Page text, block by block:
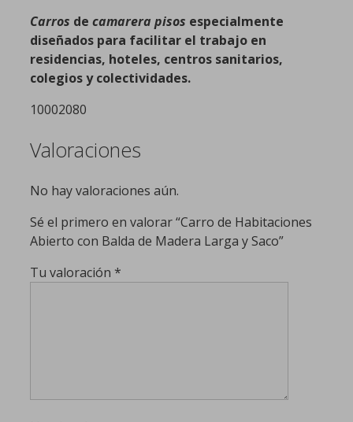
Carros de camarera pisos especialmente
diseñados para facilitar el trabajo en
residencias, hoteles, centros sanitarios,
colegios y colectividades.
10002080
Valoraciones
No hay valoraciones aún.
Sé el primero en valorar “Carro de Habitaciones
Abierto con Balda de Madera Larga y Saco”
Tu valoración *